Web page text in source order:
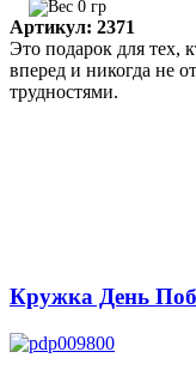
0 гр
Артикул: 2371
Это подарок для тех,
вперед и никогда не
трудностями.
Кружка День